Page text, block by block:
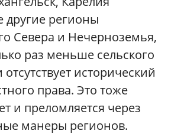
другие регионы
Севера и Нечерноземья,
раз меньше сельского
исторический
права. Это тоже
и преломляется через
манеры регионов.